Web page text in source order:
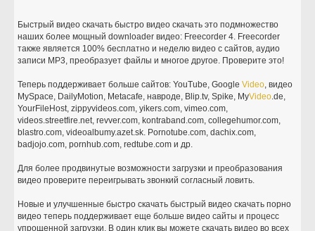
Быстрый видео скачать быстро видео скачать это подмножество
наших более мощный downloader видео: Freecorder 4. Freecorder
также является 100% бесплатно и неделю видео с сайтов, аудио
записи MP3, преобразует файлы и многое другое. Проверите это!
Теперь поддерживает больше сайтов: YouTube, GoogleVideo, видео
MySpace, DailyMotion, Metacafe, навроде, Blip.tv, Spike, MyVideo.de,
YourFileHost, zippyvideos.com, yikers.com, vimeo.com,
videos.streetfire.net, revver.com, kontraband.com, collegehumor.com,
blastro.com, videoalbumy.azet.sk. Pornotube.com, dachix.com,
badjojo.com, pornhub.com, redtube.com и др.
Для более продвинутые возможности загрузки и преобразования
видео проверите переигрывать звонкий согласный ловить.
Новые и улучшенные быстро скачать быстрый видео скачать порно
видео теперь поддерживает еще больше видео сайты и процесс
упрощенной загрузки. В один клик вы можете скачать видео во всех